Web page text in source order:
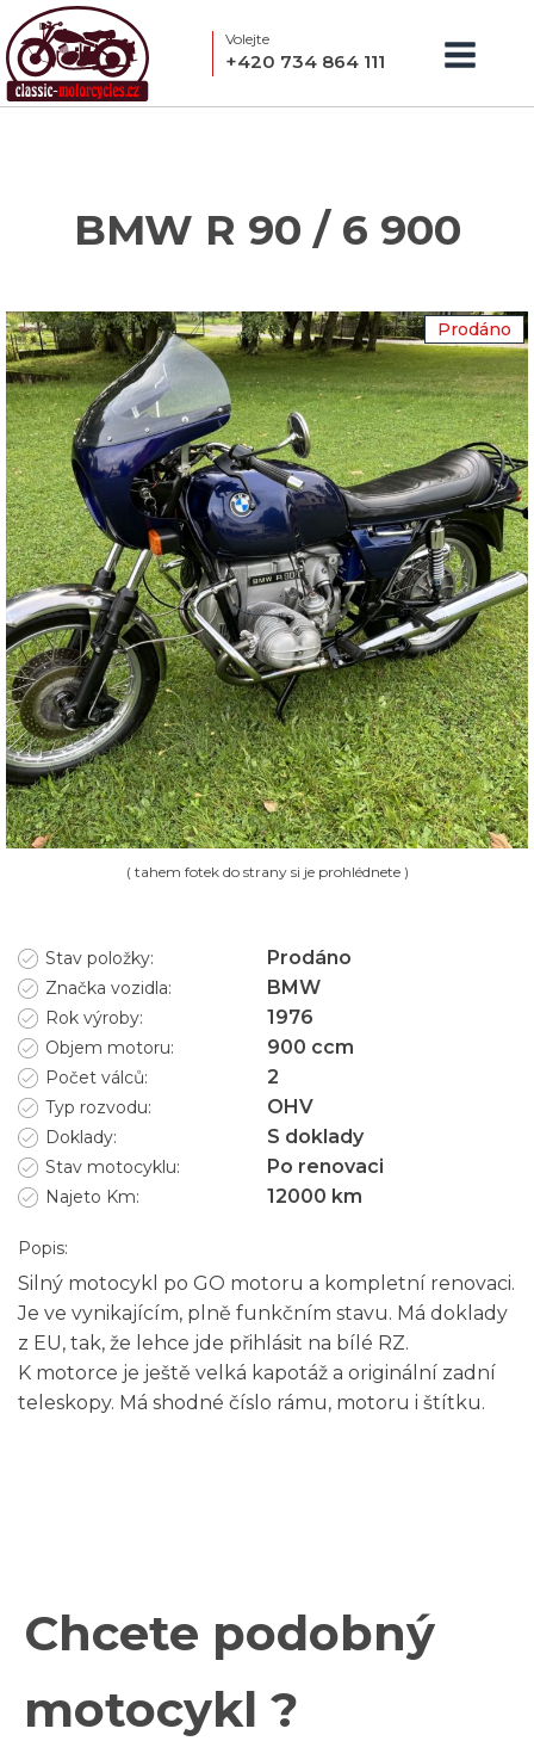
Volejte
+420 734 864 111
BMW R 90 / 6 900
Prodáno
( tahem fotek do strany si je prohlédnete )
Stav položky: Prodáno
Značka vozidla: BMW
Rok výroby: 1976
Objem motoru: 900 ccm
Počet válců: 2
Typ rozvodu: OHV
Doklady: S doklady
Stav motocyklu: Po renovaci
Najeto Km: 12000 km
Popis:
Silný motocykl po GO motoru a kompletní renovaci.
Je ve vynikajícím, plně funkčním stavu. Má doklady
z EU, tak, že lehce jde přihlásit na bílé RZ.
K motorce je ještě velká kapotáž a originální zadní
teleskopy. Má shodné číslo rámu, motoru i štítku.
Chcete podobný
motocykl ?